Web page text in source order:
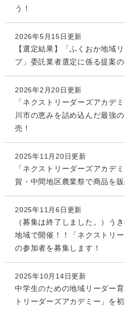
う！
2026年5月15日更新
【選定結果】「ふくおか地域
プ」委託業者選定に係る提案
2026年2月20日更新
「ネクストリーダーズアカデ
川市の恵みを詰め込んだ最強
売！
2025年11月20日更新
「ネクストリーダーズアカデ
賀・中間地区農業祭で商品を販
2025年11月6日更新
（募集は終了しました。）う
地域で開催！！「ネクストリー
の参加者を募集します！
2025年10月14日更新
中学生のための地域リーダー
トリーダーズアカデミー」を初